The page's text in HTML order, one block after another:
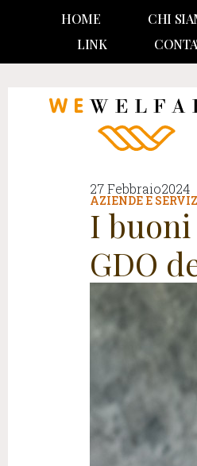
HOME CHI
LINK
27 Febbraio2024
AZIENDE E
I
GDO